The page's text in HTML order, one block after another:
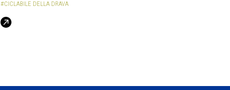
#CICLABILE DELLA DRAVA